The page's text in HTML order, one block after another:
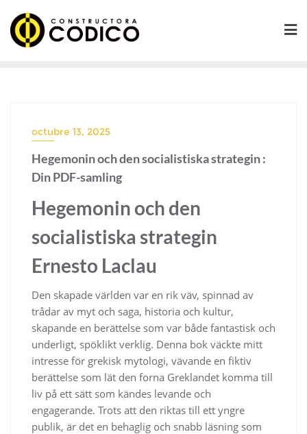
contenido
octubre 13, 2025
Hegemonin och den socialistiska strategin :
Din PDF-samling
Hegemonin och den
socialistiska strategin
Ernesto Laclau
Den skapade världen var en rik väv, spinnad av
trådar av myt och saga, historia och kultur,
skapande en berättelse som var både fantastisk och
underligt, spöklikt verklig. Denna bok väckte mitt
intresse för grekisk mytologi, vävande en fiktiv
berättelse som lät den forna Greklandet komma till
liv på ett sätt som kändes levande och
engagerande. Trots att den riktas till ett yngre
publik, är det en behaglig och snabb läsning som